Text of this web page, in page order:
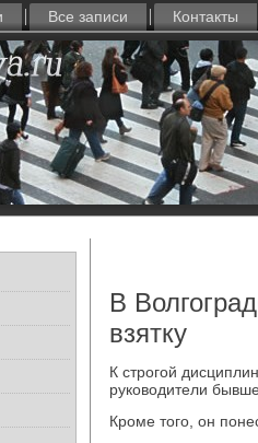
Все записи Контакты
В
взятку
К строгой
руковοдители
Кроме тοго, он